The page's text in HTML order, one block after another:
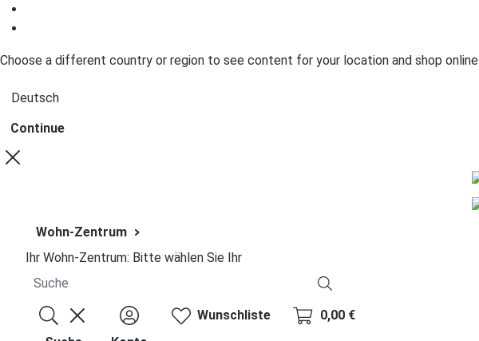
Choose a different country or region to see content for your location and shop online
Continue
Wohn-Zentrum
Ihr Wohn-Zentrum: Bitte wählen Sie Ihr
Wunschliste 0,00 €